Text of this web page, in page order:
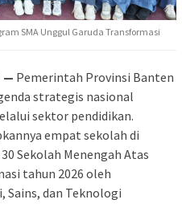
SMA Unggul Garuda Transformasi
— Pemerintah Provinsi Banten
strategis nasional
sektor pendidikan.
empat sekolah di
Sekolah Menengah Atas
tahun 2026 oleh
Sains, dan Teknologi